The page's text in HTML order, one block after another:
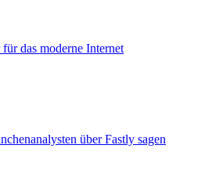
das moderne Internet
über Fastly sagen